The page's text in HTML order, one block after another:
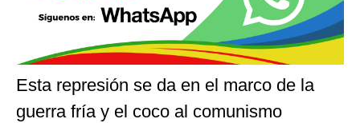
Esta represión se da en el marco de la
guerra fría y el coco al comunismo